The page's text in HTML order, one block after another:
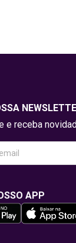
e receba
APP